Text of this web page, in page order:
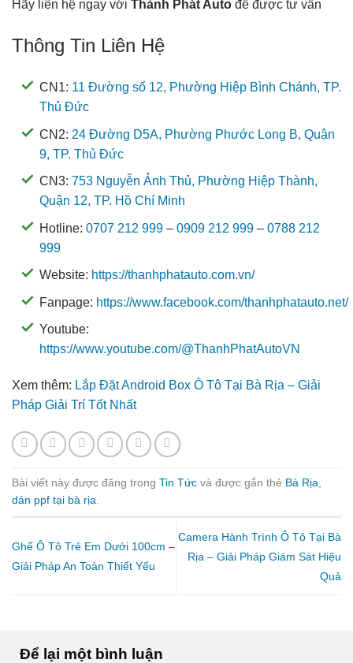
Hãy liên hệ ngay với Thành Phát Auto để được tư vấn
Thông Tin Liên Hệ
CN1: 11 Đường số 12, Phường Hiệp Bình Chánh, TP.
Thủ Đức
CN2: 24 Đường D5A, Phường Phước Long B, Quận
9, TP. Thủ Đức
CN3: 753 Nguyễn Ảnh Thủ, Phường Hiệp Thành,
Quận 12, TP. Hồ Chí Minh
Hotline: 0707 212 999 – 0909 212 999 – 0788 212
999
Website: https://thanhphatauto.com.vn/
Fanpage: https://www.facebook.com/thanhphatauto.net/
Youtube:
https://www.youtube.com/@ThanhPhatAutoVN
Xem thêm: Lắp Đặt Android Box Ô Tô Tại Bà Rịa – Giải
Pháp Giải Trí Tốt Nhất
Bài viết này được đăng trong Tin Tức và được gắn thẻ Bà Rịa,
dán ppf tại bà rịa.
Ghế Ô Tô Trẻ Em Dưới 100cm –
Giải Pháp An Toàn Thiết Yếu
Camera Hành Trình Ô Tô Tại Bà
Rịa – Giải Pháp Giám Sát Hiệu
Quả
Để lại một bình luận